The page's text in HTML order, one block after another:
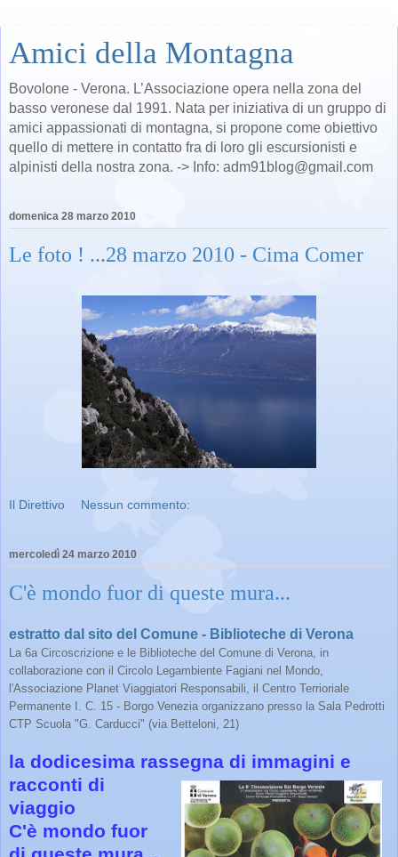
Amici della Montagna
Bovolone - Verona. L’Associazione opera nella zona del
basso veronese dal 1991. Nata per iniziativa di un gruppo di
amici appassionati di montagna, si propone come obiettivo
quello di mettere in contatto fra di loro gli escursionisti e
alpinisti della nostra zona. -> Info: adm91blog@gmail.com
domenica 28 marzo 2010
Le foto ! ...28 marzo 2010 - Cima Comer
Il Direttivo Nessun commento:
mercoledì 24 marzo 2010
C'è mondo fuor di queste mura...
estratto dal sito del Comune - Biblioteche di Verona
La 6a Circoscrizione e le Biblioteche del Comune di Verona, in
collaborazione con il Circolo Legambiente Fagiani nel Mondo,
l'Associazione Planet Viaggiatori Responsabili, il Centro Terrioriale
Permanente I. C. 15 - Borgo Venezia organizzano presso la Sala Pedrotti
CTP Scuola "G. Carducci" (via Betteloni, 21)
la dodicesima rassegna di immagini e
racconti di
viaggio
C'è mondo fuor